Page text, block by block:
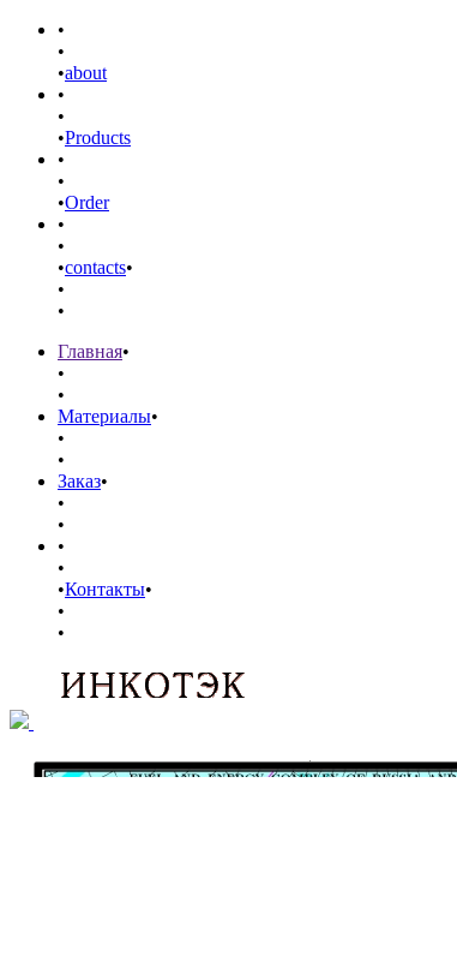
•
•
•about
•
•
•Products
•
•
•Order
•
•
•contacts•
•
•
Главная•
•
•
Материалы•
•
•
Заказ•
•
•
•
•
•Контакты•
•
•